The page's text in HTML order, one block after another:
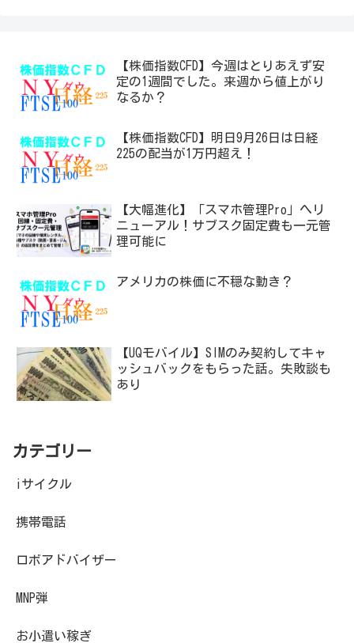
【株価指数CFD】今週はとりあえず安
定の1週間でした。来週から値上がり
なるか？
【株価指数CFD】明日9月26日は日経
225の配当が1万円超え！
【大幅進化】「スマホ管理Pro」へリ
ニューアル！サブスク固定費も一元管
理可能に
アメリカの株価に不穏な動き？
【UQモバイル】SIMのみ契約してキャ
ッシュバックをもらった話。失敗談も
あり
カテゴリー
iサイクル
携帯電話
ロボアドバイザー
MNP弾
お小遣い稼ぎ